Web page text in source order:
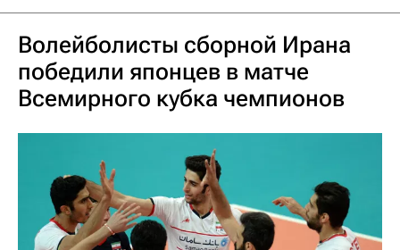
Волейболисты сборной Ирана
победили японцев в матче
Всемирного кубка чемпионов